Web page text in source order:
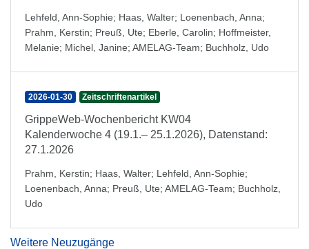
Lehfeld, Ann-Sophie; Haas, Walter; Loenenbach, Anna;
Prahm, Kerstin; Preuß, Ute; Eberle, Carolin; Hoffmeister,
Melanie; Michel, Janine; AMELAG-Team; Buchholz, Udo
2026-01-30 Zeitschriftenartikel
GrippeWeb-Wochenbericht KW04
Kalenderwoche 4 (19.1.– 25.1.2026), Datenstand:
27.1.2026
Prahm, Kerstin; Haas, Walter; Lehfeld, Ann-Sophie;
Loenenbach, Anna; Preuß, Ute; AMELAG-Team; Buchholz,
Udo
Weitere Neuzugänge